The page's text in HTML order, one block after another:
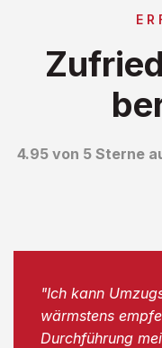
4.95 von 5 Sterne
"Ich kann
wärmstens
Durchführung